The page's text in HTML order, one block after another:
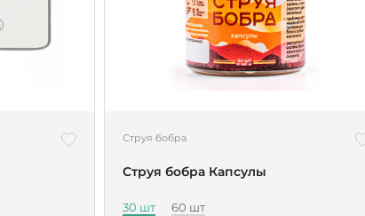
Струя бобра
Струя бобра Капсулы
30 шт 60 шт